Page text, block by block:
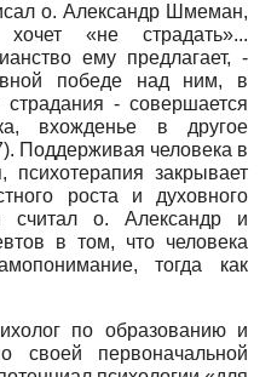
о. Александр Шмеман,
«не страдать»...
ему предлагает, -
победе над ним, в
- совершается
вхожденье в другое
Поддерживая человека в
психотерапия закрывает
роста и духовного
считал о. Александр и
в том, что человека
тогда как
по образованию и
своей первоначальной